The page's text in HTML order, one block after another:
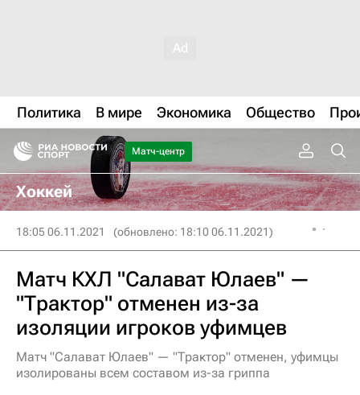
Политика В мире Экономика Общество
Матч-центр
Хоккей
18:05 06.11.2021 (обновлено: 18:10 06.11.2021)
Матч КХЛ "Салават Юлаев" —
"Трактор" отменен из-за
изоляции игроков уфимцев
Матч "Салават Юлаев" — "Трактор" отменен, уфимцы
изолированы всем составом из-за гриппа